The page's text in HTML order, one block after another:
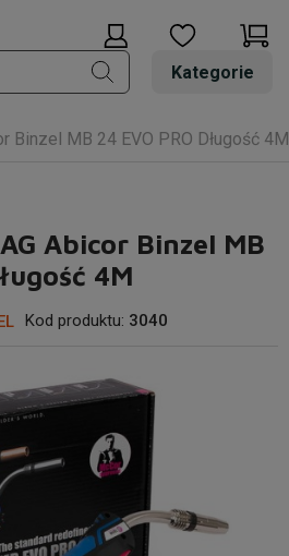
Kategorie
Binzel MB 24 EVO PRO Długość 4M
Abicor Binzel MB
4M
Kod produktu: 3040